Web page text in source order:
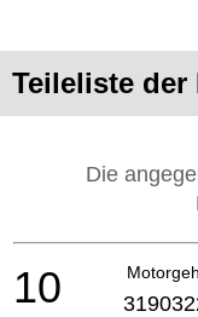
Teileliste der
Die
10